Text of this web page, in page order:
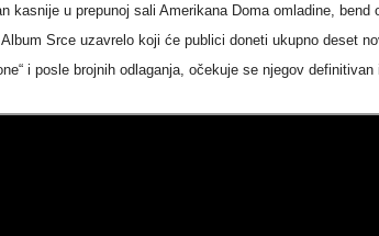
kasnije u prepunoj sali Amerikana Doma omladine, bend
Srce uzavrelo koji će publici doneti ukupno deset
i posle brojnih odlaganja, očekuje se njegov